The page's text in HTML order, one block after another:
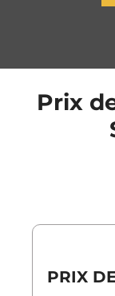
Prix
PRIX